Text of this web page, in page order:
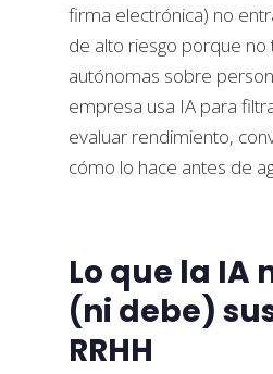
firma electrónica) no
de alto riesgo porque
autónomas sobre
empresa usa IA para
evaluar rendimiento,
cómo lo hace antes de
Lo que la IA
(ni debe)
RRHH